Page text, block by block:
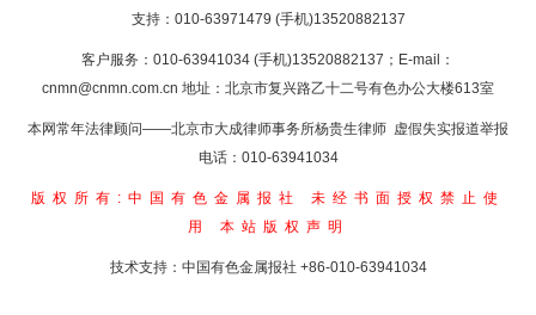
支持：010-63971479 (手机)13520882137
客户服务：010-63941034 (手机)13520882137；E-mail：
cnmn@cnmn.com.cn 地址：北京市复兴路乙十二号有色办公大楼613室
本网常年法律顾问——北京市大成律师事务所杨贵生律师 虚假失实报道举报
电话：010-63941034
版权所有:中国有色金属报社
未经书面授权禁止使
用 本站版权声明
技术支持：中国有色金属报社 +86-010-63941034